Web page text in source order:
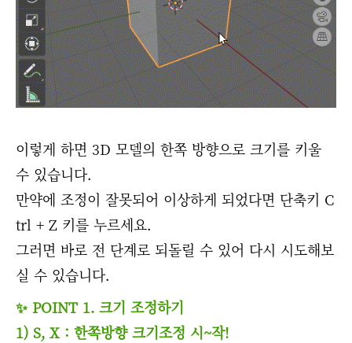
이렇게 하면 3D 모델의 한쪽 방향으로 크기를 키울
수 있습니다.
만약에 조정이 잘못되어 이상하게 되었다면 단축키 C
trl + Z 키를 누르세요.
그러면 바로 전 단계로 되돌릴 수 있어 다시 시도해보
실 수 있습니다.
✨ POINT 1. 크기 조정하기
1) S, X : 한쪽방향 크기조정 시~작!